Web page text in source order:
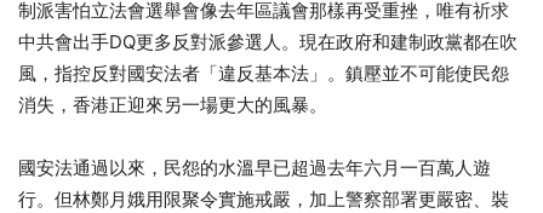
制派害怕立法會選舉會像去年區議會那樣再受重挫， 唯有祈求
中共會出手DQ更多反對派參選人。 現在政府和建制政黨都在吹
風，指控反對國安法者「違反基本法」。 鎮壓並不可能使民怨
消失，香港正迎來另一場更大的風暴。
國安法通過以來，民怨的水溫早已超過去年六月一百萬人遊
行。 但林鄭月娥用限聚令實施戒嚴，加上警察部署更嚴密、裝